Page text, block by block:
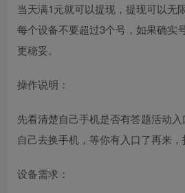
当天满1元就可以提现，提现可以无
每个设备不要超过3个号，如果确实
更稳妥。
操作说明：
先看清楚自己手机是否有答题活动
自己去换手机，等你有入口了再来，
设备需求：